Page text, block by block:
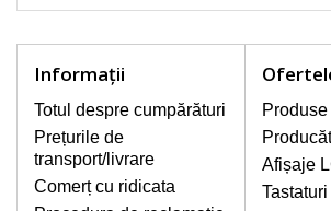
ul cu cea mai mare atenție.
natură mecanică, cum ar fi
sau crăpat. În plus, dungile
afișajul neiluminat,
intermitentă sau neuniformă
Informaţii
Totul despre cumpărături
Prețurile de
transport/livrare
Comerț cu ridicata
Produse
Afișaje
Tastaturi